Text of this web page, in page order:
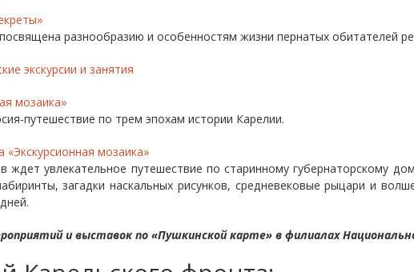
разнообразию и особенностям жизни пернатых обитателей
экскурсии и занятия
мозаика»
путешествие по трем эпохам истории Карелии.
«Экскурсионная мозаика»
ждет увлекательное путешествие по старинному губернаторскому
загадки наскальных рисунков, средневековые рыцари и
и выставок по «Пушкинской карте» в филиалах